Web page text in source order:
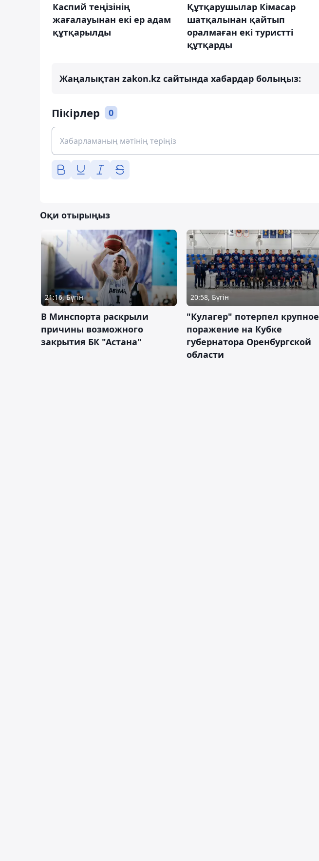
Каспий теңізінің
жағалауынан екі ер адам
құтқарылды
Құтқарушылар Кімасар
шатқалынан қайтып
оралмаған екі туристті
құтқарды
Жаңалықтан zakon.kz сайтында хабардар болыңыз:
Пікірлер 0
Оқи отырыңыз
21:16, Бүгін
В Минспорта раскрыли
причины возможного
закрытия БК "Астана"
20:58, Бүгін
"Кулагер" потерпел крупное
поражение на Кубке
губернатора Оренбургской
области